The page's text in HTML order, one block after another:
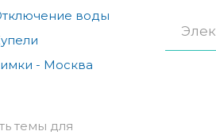
воды
- Москва
темы для